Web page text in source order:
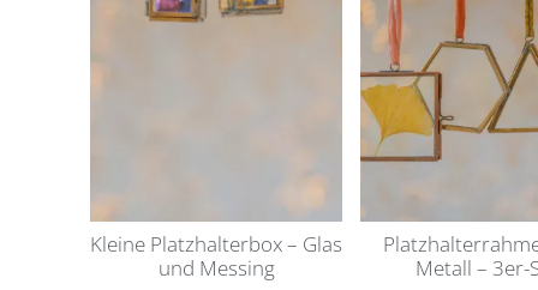
Kleine Platzhalterbox – Glas
und Messing
Metall – 3er-